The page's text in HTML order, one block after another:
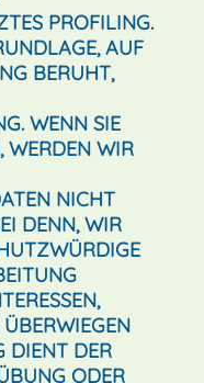
PROFILING.
AUF
BERUHT,
WENN SIE
WERDEN WIR
NICHT
DENN, WIR
DIENT DER
ODER